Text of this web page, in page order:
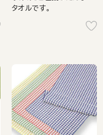
タオルです。